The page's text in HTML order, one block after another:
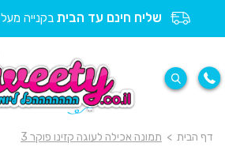
שליח חינם עד הבית בקנייה מעל 299 ₪
דף הבית > תמונה אכילה לעוגה קזינו פוקר 3